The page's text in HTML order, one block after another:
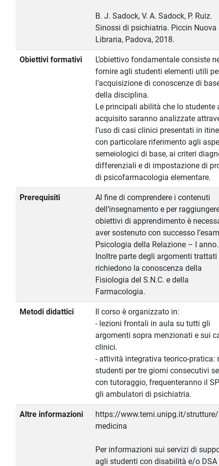
B. J. Sadock, V. A. Sadock, P. Ruiz.
Sinossi di psichiatria. Piccin Nuova
Libraria, Padova, 2018.
Obiettivi formativi
L’obiettivo fondamentale consiste
fornire agli studenti elementi utili
l’acquisizione di conoscenze di
della disciplina.
Le principali abilità che lo studente
acquisito saranno analizzate
l’uso di casi clinici presentati in
con particolare riferimento agli
semeiologici di base, ai criteri
differenziali e di impostazione di
di psicofarmacologia elementare.
Prerequisiti
Al fine di comprendere i contenuti
dell’insegnamento e per
obiettivi di apprendimento è
aver sostenuto con successo
Psicologia della Relazione – I anno.
Inoltre parte degli argomenti trattati
richiedono la conoscenza della
Fisiologia del S.N.C. e della
Farmacologia.
Metodi didattici
Il corso è organizzato in:
- lezioni frontali in aula su tutti gli
argomenti sopra menzionati e sui
clinici.
- attività integrativa teorico-pratica:
studenti per tre giorni consecutivi
con tutoraggio, frequenteranno il
gli ambulatori di psichiatria.
Altre informazioni
https://www.terni.unipg.it/strutture/
medicina
Per informazioni sui servizi di
agli studenti con disabilità e/o DSA